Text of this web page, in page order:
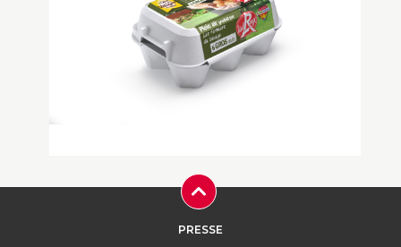
Nos vinaigres de cidre naturels et
biologiques sont élaborés à partir de
cidre biologique. Dans u...
Oeuf plein air Label Rouge « les
Fermiers du Bocage »
PRESSE